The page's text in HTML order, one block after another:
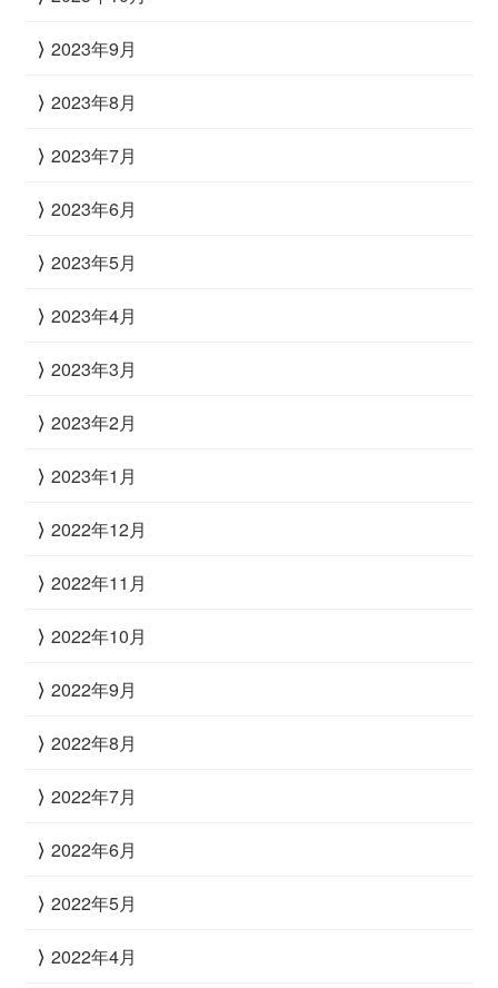
2023年9月
2023年8月
2023年7月
2023年6月
2023年5月
2023年4月
2023年3月
2023年2月
2023年1月
2022年12月
2022年11月
2022年10月
2022年9月
2022年8月
2022年7月
2022年6月
2022年5月
2022年4月